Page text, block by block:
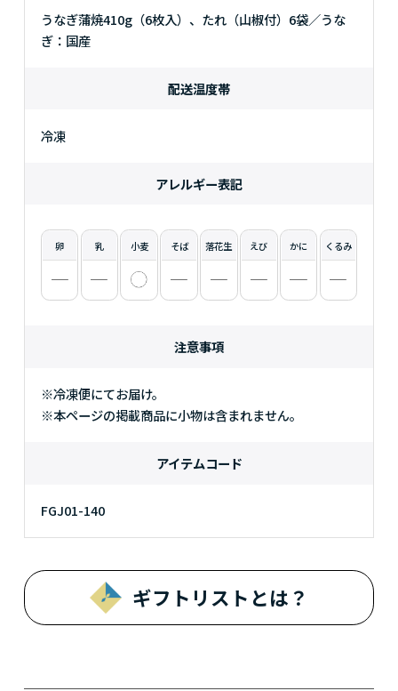
うなぎ蒲焼410g（6枚入）、たれ（山椒付）6袋／うな
ぎ：国産
配送温度帯
冷凍
アレルギー表記
卵 乳 小麦 そば 落花生 えび かに くるみ
注意事項
※冷凍便にてお届け。
※本ページの掲載商品に小物は含まれません。
アイテムコード
FGJ01-140
ギフトリストとは？